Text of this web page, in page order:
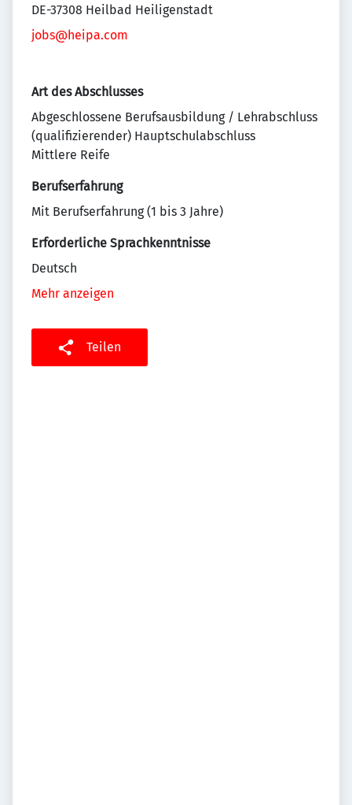
DE-37308 Heilbad Heiligenstadt
jobs@heipa.com
Art des Abschlusses
Abgeschlossene Berufsausbildung / Lehrabschluss
(qualifizierender) Hauptschulabschluss
Mittlere Reife
Berufserfahrung
Mit Berufserfahrung (1 bis 3 Jahre)
Erforderliche Sprachkenntnisse
Deutsch
Mehr anzeigen
Teilen